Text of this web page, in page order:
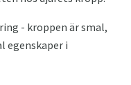
- kroppen är smal,
egenskaper i